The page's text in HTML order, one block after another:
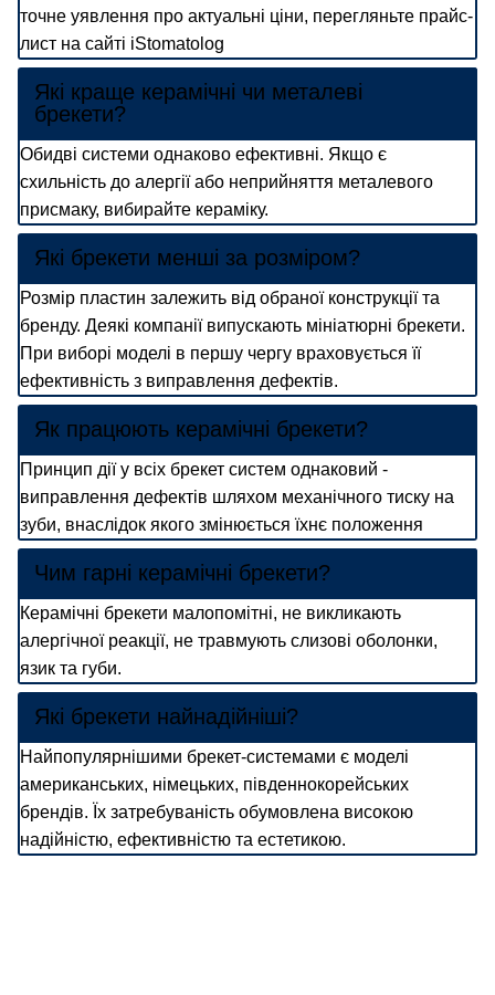
точне уявлення про актуальні ціни, перегляньте прайс-
лист на сайті iStomatolog
Які краще керамічні чи металеві
брекети?
Обидві системи однаково ефективні. Якщо є
схильність до алергії або неприйняття металевого
присмаку, вибирайте кераміку.
Які брекети менші за розміром?
Розмір пластин залежить від обраної конструкції та
бренду. Деякі компанії випускають мініатюрні брекети.
При виборі моделі в першу чергу враховується її
ефективність з виправлення дефектів.
Як працюють керамічні брекети?
Принцип дії у всіх брекет систем однаковий -
виправлення дефектів шляхом механічного тиску на
зуби, внаслідок якого змінюється їхнє положення
Чим гарні керамічні брекети?
Керамічні брекети малопомітні, не викликають
алергічної реакції, не травмують слизові оболонки,
язик та губи.
Які брекети найнадійніші?
Найпопулярнішими брекет-системами є моделі
американських, німецьких, південнокорейських
брендів. Їх затребуваність обумовлена ​​високою
надійністю, ефективністю та естетикою.